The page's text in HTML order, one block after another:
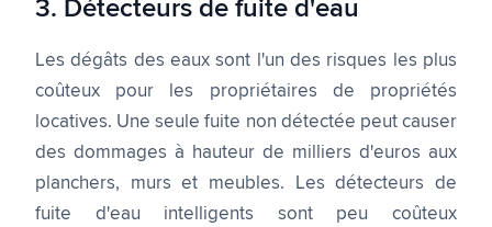
3. Détecteurs de fuite d'eau
Les dégâts des eaux sont l'un des risques les plus
coûteux pour les propriétaires de propriétés
locatives. Une seule fuite non détectée peut causer
des dommages à hauteur de milliers d'euros aux
planchers, murs et meubles. Les détecteurs de
fuite d'eau intelligents sont peu coûteux